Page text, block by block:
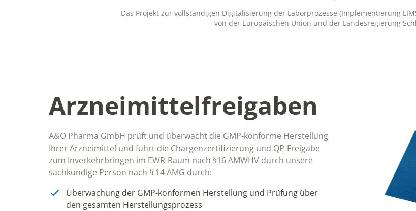
Das Projekt zur vollständigen Digitalisierung der Laborprozesse (Implementierung
von der Europäischen Union und der Landesregierung
Arzneimittelfreigaben
A&O Pharma GmbH prüft und überwacht die GMP-konforme ​Herstellung
Ihrer Arzneimittel und führt die Chargenzertifizierung und QP-Freigabe
zum Inverkehrbringen im EWR-Raum​ nach §16 AMWHV durch unsere
sachkundige Person nach § 14 AMG durch:
Überwachung der GMP-konformen Herstellung und Prüfung über
den gesamten Herstellungsprozess